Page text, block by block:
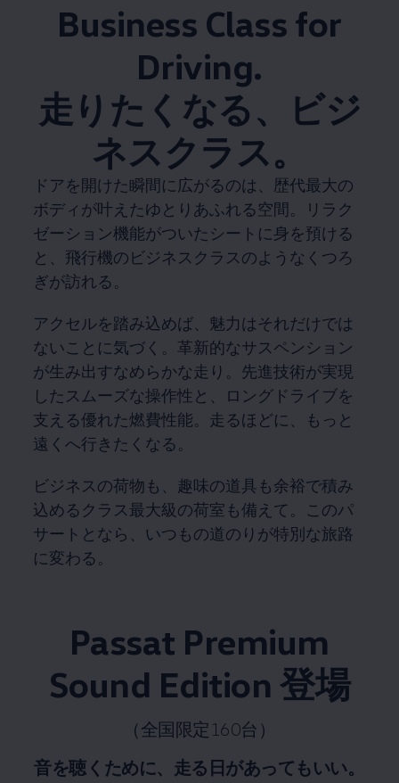
Business Class for
Driving.
走りたくなる、ビジ
ネスクラス。
ドアを開けた瞬間に広がるのは、歴代最大の
ボディが叶えたゆとりあふれる空間。リラク
ゼーション機能がついたシートに身を預ける
と、飛行機のビジネスクラスのようなくつろ
ぎが訪れる。
アクセルを踏み込めば、魅力はそれだけでは
ないことに気づく。革新的なサスペンション
が生み出すなめらかな走り。先進技術が実現
したスムーズな操作性と、ロングドライブを
支える優れた燃費性能。走るほどに、もっと
遠くへ行きたくなる。
ビジネスの荷物も、趣味の道具も余裕で積み
込めるクラス最大級の荷室も備えて。このパ
サートとなら、いつもの道のりが特別な旅路
に変わる。
Passat Premium
Sound Edition 登場
（全国限定160台）
音を聴くために、走る日があってもいい。